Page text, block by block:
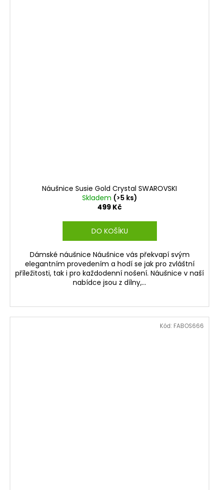
Náušnice Susie Gold Crystal SWAROVSKI
Skladem (>5 ks)
499 Kč
DO KOŠÍKU
Dámské náušnice Náušnice vás překvapí svým
elegantním provedením a hodí se jak pro zvláštní
příležitosti, tak i pro každodenní nošení. Náušnice v naší
nabídce jsou z dílny,...
Kód: FABOS666